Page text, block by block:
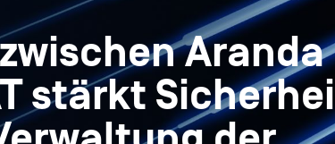
Aranda
stärkt